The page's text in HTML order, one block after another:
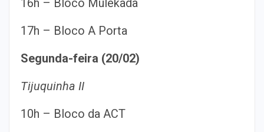
16h – Bloco Mulekada
17h – Bloco A Porta
Segunda-feira (20/02)
Tijuquinha II
10h – Bloco da ACT